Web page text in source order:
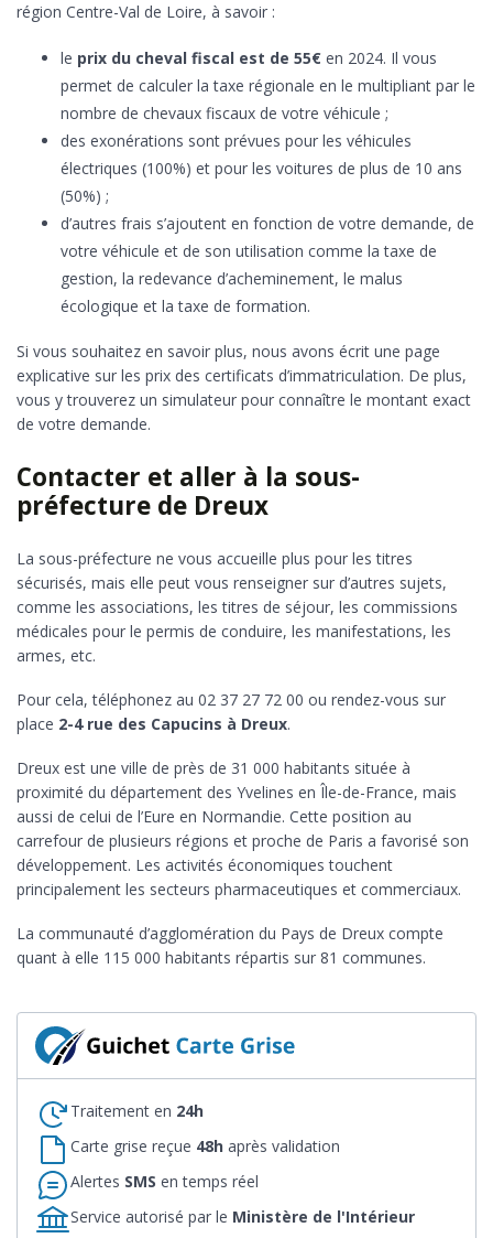
région Centre-Val de Loire, à savoir :
le prix du cheval fiscal est de 55€ en 2024. Il vous
permet de calculer la taxe régionale en le multipliant par le
nombre de chevaux fiscaux de votre véhicule ;
des exonérations sont prévues pour les véhicules
électriques (100%) et pour les voitures de plus de 10 ans
(50%) ;
d’autres frais s’ajoutent en fonction de votre demande, de
votre véhicule et de son utilisation comme la taxe de
gestion, la redevance d’acheminement, le malus
écologique et la taxe de formation.
Si vous souhaitez en savoir plus, nous avons écrit une page
explicative sur les prix des certificats d’immatriculation. De plus,
vous y trouverez un simulateur pour connaître le montant exact
de votre demande.
Contacter et aller à la sous-
préfecture de Dreux
La sous-préfecture ne vous accueille plus pour les titres
sécurisés, mais elle peut vous renseigner sur d’autres sujets,
comme les associations, les titres de séjour, les commissions
médicales pour le permis de conduire, les manifestations, les
armes, etc.
Pour cela, téléphonez au 02 37 27 72 00 ou rendez-vous sur
place 2-4 rue des Capucins à Dreux.
Dreux est une ville de près de 31 000 habitants située à
proximité du département des Yvelines en Île-de-France, mais
aussi de celui de l’Eure en Normandie. Cette position au
carrefour de plusieurs régions et proche de Paris a favorisé son
développement. Les activités économiques touchent
principalement les secteurs pharmaceutiques et commerciaux.
La communauté d’agglomération du Pays de Dreux compte
quant à elle 115 000 habitants répartis sur 81 communes.
Traitement en 24h
Carte grise reçue 48h après validation
Alertes SMS en temps réel
Service autorisé par le Ministère de l'Intérieur